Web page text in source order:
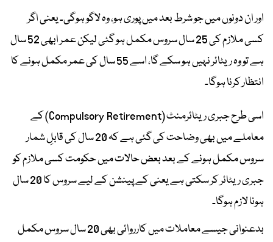
اور ان دونوں میں جو شرط بعد میں پوری ہو، وہ لاگو ہوگی۔ یعنی اگر
کسی ملازم کی 25 سال سروس مکمل ہو گئی لیکن عمر ابھی 52 سال
ہے تو وہ ریٹائر نہیں ہو سکے گا، اسے 55 سال کی عمر مکمل ہونے کا
انتظار کرنا ہوگا۔
اسی طرح جبری ریٹائرمنٹ (Compulsory Retirement) کے
معاملے میں بھی وضاحت کی گئی ہے کہ 20 سال کی قابلِ شمار
سروس مکمل ہونے کے بعد بعض حالات میں حکومت کسی ملازم کو
جبری ریٹائر کر سکتی ہے یعنی کے پینشن کے لیے سروس کا 20 سال
ہونا لازم ہوگا۔
بدعنوانی جیسے معاملات میں کارروائی بھی 20 سال سروس مکمل